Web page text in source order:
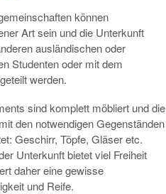
können
Art sein und die Unterkunft
ausländischen oder
Studenten oder mit dem
werden.
sind komplett möbliert und die
den notwendigen Gegenständen
Geschirr, Töpfe, Gläser etc.
Unterkunft bietet viel Freiheit
daher eine gewisse
und Reife.